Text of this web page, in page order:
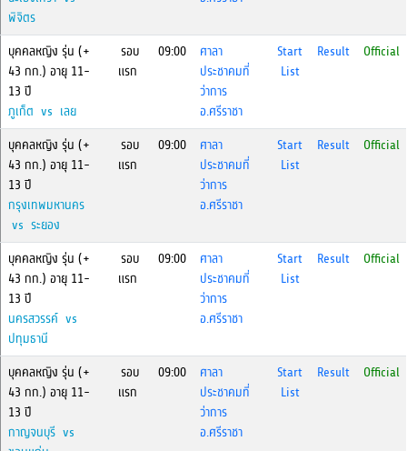
พิจิตร
บุคคลหญิง รุ่น (+
43 กก.) อายุ 11-
13 ปี
ภูเก็ต vs เลย
รอบ
แรก
09:00
ศาลา
ประชาคมที่
ว่าการ
อ.ศรีราชา
Start
List
Result Official
บุคคลหญิง รุ่น (+
43 กก.) อายุ 11-
13 ปี
กรุงเทพมหานคร
vs ระยอง
รอบ
แรก
09:00
ศาลา
ประชาคมที่
ว่าการ
อ.ศรีราชา
Start
List
Result Official
บุคคลหญิง รุ่น (+
43 กก.) อายุ 11-
13 ปี
นครสวรรค์ vs
ปทุมธานี
รอบ
แรก
09:00
ศาลา
ประชาคมที่
ว่าการ
อ.ศรีราชา
Start
List
Result Official
บุคคลหญิง รุ่น (+
43 กก.) อายุ 11-
13 ปี
กาญจนบุรี vs
รอบ
แรก
09:00
ศาลา
ประชาคมที่
ว่าการ
อ.ศรีราชา
Start
List
Result Official